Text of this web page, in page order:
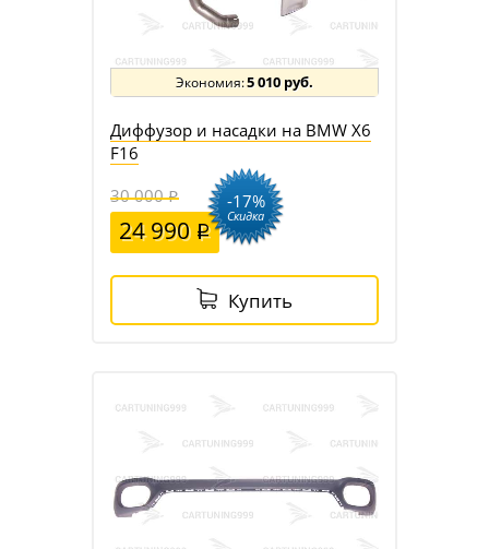
5 010 руб.
Диффузор и насадки на BMW X6
F16
30 000
24 990
-17%
Скидка
Купить